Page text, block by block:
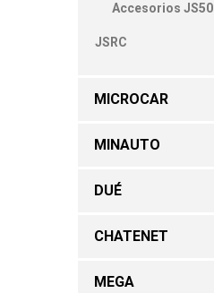
Accesorios JS50
JSRC
MICROCAR
MINAUTO
DUÉ
CHATENET
MEGA